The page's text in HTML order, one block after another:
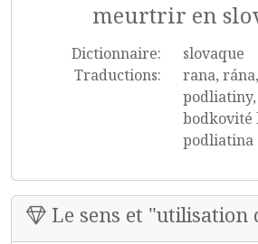
meurtrir en
Dictionnaire:
slovaque
Traductions:
rana,
bodkovité
podliatina
Le sens et